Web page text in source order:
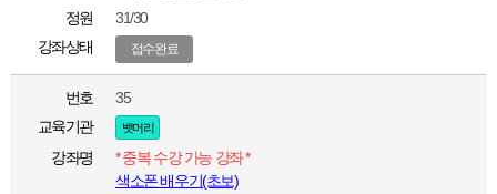
정원
31/30
강좌상태
접수완료
번호
35
교육기관
뱃머리
강좌명
* 중복 수강 가능 강좌 *
색소폰 배우기(초보)